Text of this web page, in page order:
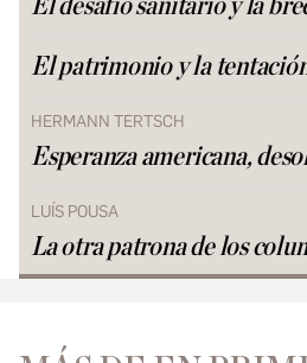
El desafío sanitario y la
El patrimonio y la
HERMANN TERTSCH
Esperanza americana,
LUÍS POUSA
La otra patrona de los